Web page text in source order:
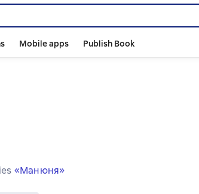
Mobile apps Publish Book
«Манюня»